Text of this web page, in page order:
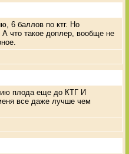
6 баллов по ктг. Но
что такое доплер, вообще не
плода еще до КТГ И
все даже лучше чем